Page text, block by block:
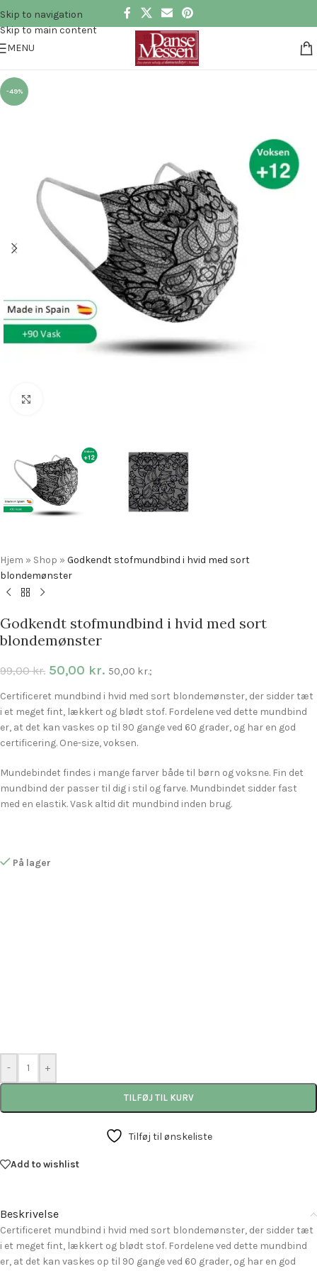
Skip to navigation
Skip to main content
MENU
-49%
Hjem » Shop » Godkendt stofmundbind i hvid med sort
blondemønster
Godkendt stofmundbind i hvid med sort
blondemønster
99,00kr. 50,00 kr. 50,00 kr.;
Certificeret mundbind i hvid med sort blondemønster, der sidder tæt
i et meget fint, lækkert og blødt stof. Fordelene ved dette mundbind
er, at det kan vaskes op til 90 gange ved 60 grader, og har en god
certificering. One-size, voksen.
Mundebindet findes i mange farver både til børn og voksne. Fin det
mundbind der passer til dig i stil og farve. Mundbindet sidder fast
med en elastik. Vask altid dit mundbind inden brug.
På lager
- +
TILFØJ TIL KURV
Tilføj til ønskeliste
Add to wishlist
Beskrivelse
Certificeret mundbind i hvid med sort blondemønster, der sidder tæt
i et meget fint, lækkert og blødt stof. Fordelene ved dette mundbind
er, at det kan vaskes op til 90 gange ved 60 grader, og har en god